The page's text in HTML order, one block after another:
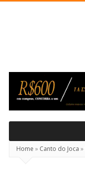
Real
Home » Canto do Joca »